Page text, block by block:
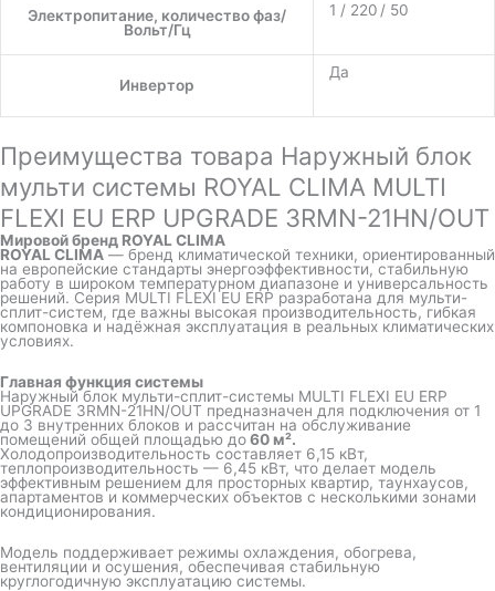
Электропитание, количество фаз/
Вольт/Гц
1 / 220 / 50
Инвертор
Да
Преимущества товара Наружный блок
мульти системы ROYAL CLIMA MULTI
FLEXI EU ERP UPGRADE 3RMN-21HN/OUT
Мировой бренд ROYAL CLIMA
ROYAL CLIMA — бренд климатической техники, ориентированный
на европейские стандарты энергоэффективности, стабильную
работу в широком температурном диапазоне и универсальность
решений. Серия MULTI FLEXI EU ERP разработана для мульти-
сплит-систем, где важны высокая производительность, гибкая
компоновка и надёжная эксплуатация в реальных климатических
условиях.
Главная функция системы
Наружный блок мульти-сплит-системы MULTI FLEXI EU ERP
UPGRADE 3RMN-21HN/OUT предназначен для подключения от 1
до 3 внутренних блоков и рассчитан на обслуживание
помещений общей площадью до60 м².
Холодопроизводительность составляет 6,15 кВт,
теплопроизводительность — 6,45 кВт, что делает модель
эффективным решением для просторных квартир, таунхаусов,
апартаментов и коммерческих объектов с несколькими зонами
кондиционирования.
Модель поддерживает режимы охлаждения, обогрева,
вентиляции и осушения, обеспечивая стабильную
круглогодичную эксплуатацию системы.